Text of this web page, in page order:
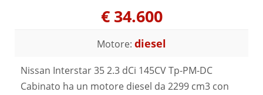
€ 34.600
Motore: diesel
Nissan Interstar 35 2.3 dCi 145CV Tp-PM-DC
Cabinato ha un motore diesel da 2299 cm3 con